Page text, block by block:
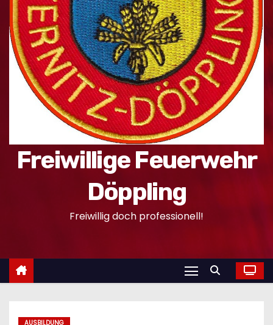
Freiwillige Feuerwehr
Döppling
Freiwillig doch professionell!
AUSBILDUNG